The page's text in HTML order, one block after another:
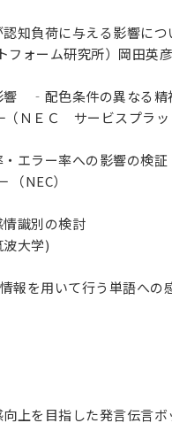
知負荷に与える影響につ
ォーム研究所）岡田英
響 ‐配色条件の異なる精
ＮＥＣ サービスプラッ
エラー率への影響の検証
NEC）
識別の検討
大学)
を用いて行う単語への
上を目指した発言伝言ボ